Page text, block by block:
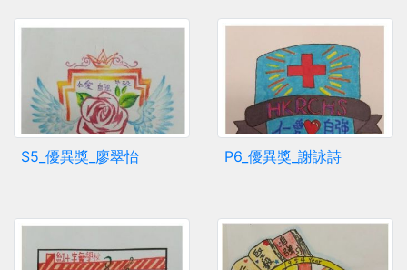
S5_優異獎_廖翠怡 P6_優異獎_謝詠詩